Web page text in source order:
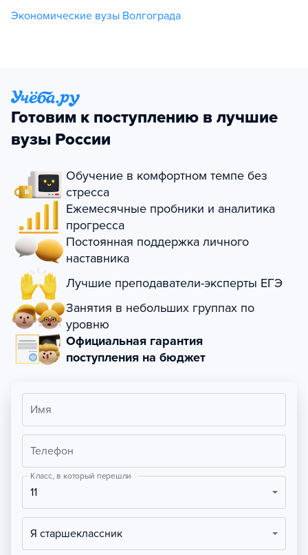
Экономические вузы Волгограда
Готовим к поступлению в лучшие
вузы России
Обучение в комфортном темпе без
стресса
Ежемесячные пробники и аналитика
прогресса
Постоянная поддержка личного
наставника
Лучшие преподаватели-эксперты ЕГЭ
Занятия в небольших группах по
уровню
Официальная гарантия
поступления на бюджет
Имя
Телефон
Класс, в который перешли
11
Я старшеклассник